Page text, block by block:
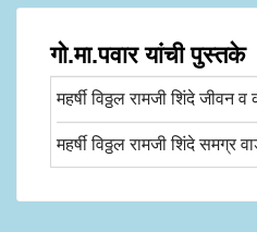
गो.मा.पवार यांची पुस्तके
महर्षी विठ्ठल रामजी शिंदे जीवन व
महर्षी विठ्ठल रामजी शिंदे समग्र